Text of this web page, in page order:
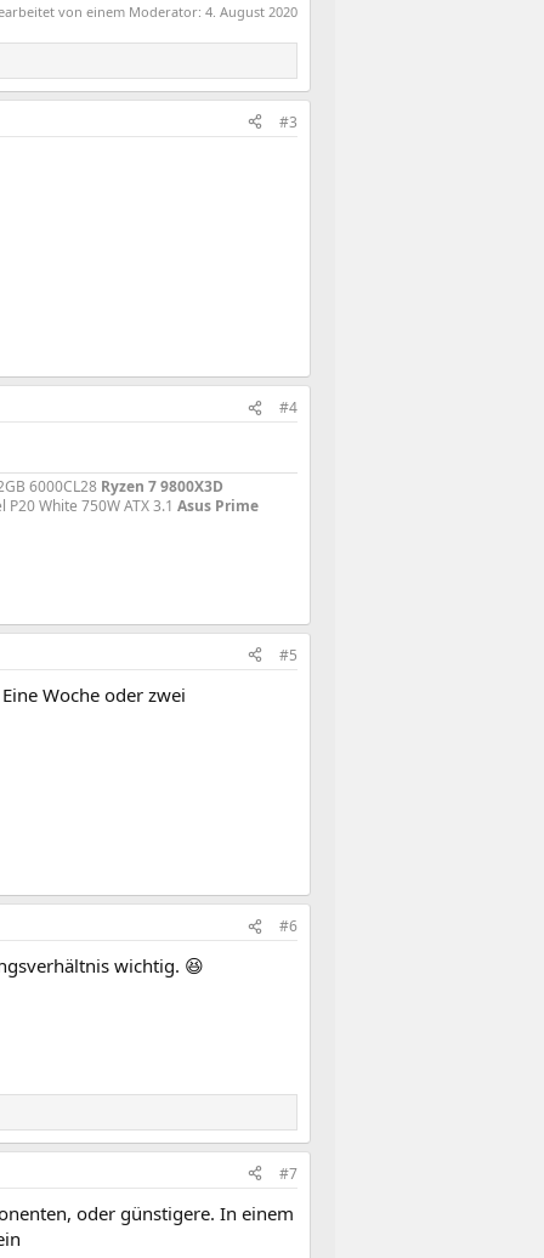
von einem Moderator: 4. August 2020
#3
#4
6000CL28 Ryzen 7 9800X3D
P20 White 750W ATX 3.1 Asus Prime
#5
Woche oder zwei
#6
wichtig. 😆
#7
oder günstigere. In einem